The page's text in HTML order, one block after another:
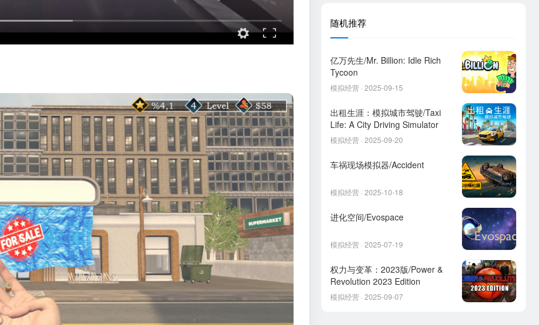
随机推荐
亿万先生/Mr. Billion: Idle Rich
Tycoon
模拟经营 · 2025-09-15
出租生涯：模拟城市驾驶/Taxi
Life: A City Driving Simulator
模拟经营 · 2025-09-20
车祸现场模拟器/Accident
模拟经营 · 2025-10-18
进化空间/Evospace
模拟经营 · 2025-07-19
权力与变革：2023版/Power &
Revolution 2023 Edition
模拟经营 · 2025-09-07